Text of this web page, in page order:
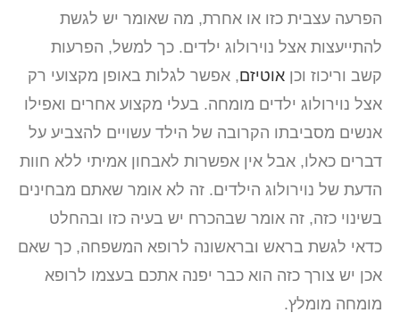
הפרעה עצבית כזו או אחרת, מה שאומר יש לגשת
להתייעצות אצל נוירולוג ילדים. כך למשל, הפרעות
קשב וריכוז וכןאוטיזם, אפשר לגלות באופן מקצועי רק
אצל נוירולוג ילדים מומחה. בעלי מקצוע אחרים ואפילו
אנשים מסביבתו הקרובה של הילד עשויים להצביע על
דברים כאלו, אבל אין אפשרות לאבחון אמיתי ללא חוות
הדעת של נוירולוג הילדים. זה לא אומר שאתם מבחינים
בשינוי כזה, זה אומר שבהכרח יש בעיה כזו ובהחלט
כדאי לגשת בראש ובראשונה לרופא המשפחה, כך שאם
אכן יש צורך כזה הוא כבר יפנה אתכם בעצמו לרופא
מומחה מומלץ.